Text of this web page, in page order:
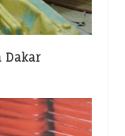
Dakar